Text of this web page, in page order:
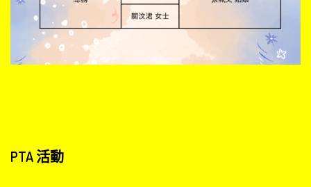
PTA活動